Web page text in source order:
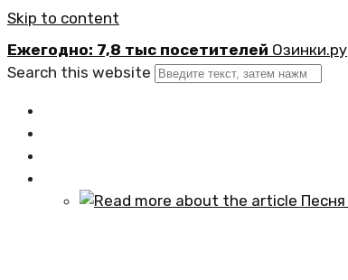
Skip to content
Ежегодно: 7,8 тыс посетителей Озинки.ру
Search this website